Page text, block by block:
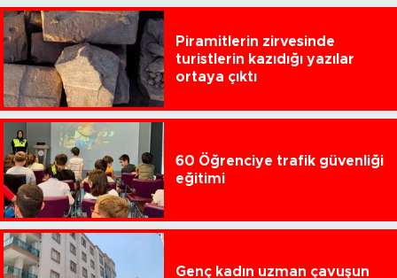
Piramitlerin zirvesinde
turistlerin kazıdığı yazılar
ortaya çıktı
60 Öğrenciye trafik güvenliği
eğitimi
Genç kadın uzman çavuşun